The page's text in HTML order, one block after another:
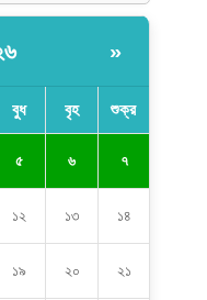
»
বুধ বৃহ শুক্র
৫ ৬ ৭
১২ ১৩ ১৪
১৯ ২০ ২১